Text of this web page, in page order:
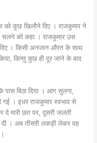
को कुछ खिलौने दिए । राजकुमार ने
चलने को कहा । राजकुमार उस
दिए । किसी अनजान औरत के साथ
किन्तु कुछ ही दूर जाने के बाद
पास बिठा दिया । आग सुलगा,
। इधर राजकुमार स्वभाव से
मारी छत पर, दूसरी जलती
। अब तीसरी लकड़ी लेकर वह